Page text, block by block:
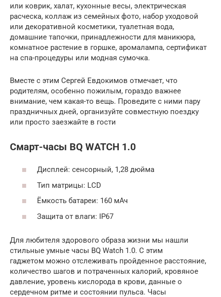
или коврик, халат, кухонные весы, электрическая
расческа, коллаж из семейных фото, набор уходовой
или декоративной косметики, туалетная вода,
домашние тапочки, принадлежности для маникюра,
комнатное растение в горшке, аромалампа, сертификат
на спа-процедуры или модная сумочка.
Вместе с этим Сергей Евдокимов отмечает, что
родителям, особенно пожилым, гораздо важнее
внимание, чем какая-то вещь. Проведите с ними пару
праздничных дней, организуйте совместную поездку
или просто заезжайте в гости
Смарт-часы BQ WATCH 1.0
Дисплей: сенсорный, 1,28 дюйма
Тип матрицы: LCD
Ёмкость батареи: 160 мАч
Защита от влаги: IP67
Для любителя здорового образа жизни мы нашли
стильные умные часы BQ Watch 1.0. С этим
гаджетом можно отслеживать пройденное расстояние,
количество шагов и потраченных калорий, кровяное
давление, уровень кислорода в крови, данные о
сердечном ритме и состоянии пульса. Часы